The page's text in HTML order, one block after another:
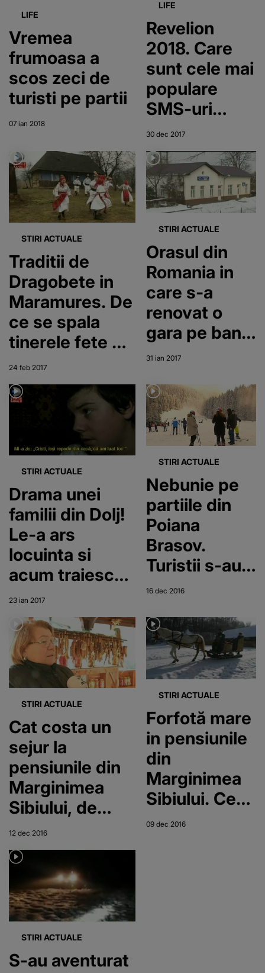
LIFE
Vremea
frumoasa a
scos zeci de
turisti pe partii
07 ian 2018
LIFE
Revelion
2018. Care
sunt cele mai
populare
SMS-uri
pentru
noaptea
dintre ani
30 dec 2017
STIRI ACTUALE
Traditii de
Dragobete in
Maramures. De
ce se spala
tinerele fete cu
zapada pe fata
24 feb 2017
STIRI ACTUALE
Orasul din
Romania in
care s-a
renovat o
gara pe bani
multi, dar
circula
trenurile -
Cum e posibil
asa ceva?!
31 ian 2017
STIRI ACTUALE
Drama unei
familii din Dolj!
Le-a ars
locuinta si
acum traiesc
sub cerul liber.
"Vrem doar un
loc unde sa
stam, atat"
23 ian 2017
STIRI ACTUALE
Nebunie pe
partiile din
Poiana
Brasov.
Turistii s-au
inghesuit
weekendul
inca n-a venit
16 dec 2016
STIRI ACTUALE
Cat costa un
sejur la
pensiunile din
Marginimea
Sibiului, de
sarbatori.
Proprietarii isi
asteapta
oaspetii cu
bucate alese
12 dec 2016
STIRI ACTUALE
Forfotă mare
in pensiunile
din
Marginimea
Sibiului. Ce
bunatati
09 dec 2016
STIRI ACTUALE
S-au aventurat